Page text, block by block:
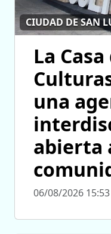
CIUDAD DE SAN
La
una
abierta
06/08/2026 15:53